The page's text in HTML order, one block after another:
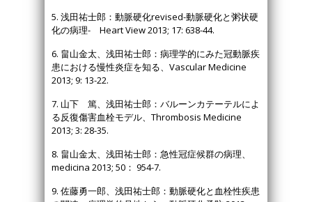
5. 浅田祐士郎：動脈硬化revised-動脈硬化と粥状硬
化の病理- Heart View 2013; 17: 638-44.
6. 畠山金太、浅田祐士郎：病理学的にみた冠動脈疾
患における慢性炎症を知る、Vascular Medicine
2013; 9: 13-22.
7. 山下 篤、浅田祐士郎：バルーンカテーテルによ
る反復傷害血栓モデル、Thrombosis Medicine
2013; 3: 28-35.
8. 畠山金太、浅田祐士郎：急性冠症候群の病理、
medicina 2013; 50： 954-7.
9. 佐藤勇一郎、浅田祐士郎：動脈硬化と血栓性疾患